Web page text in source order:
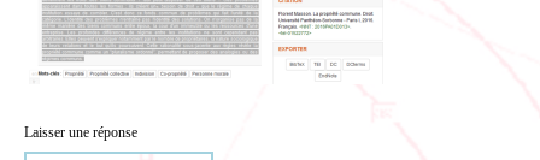
Laisser une réponse